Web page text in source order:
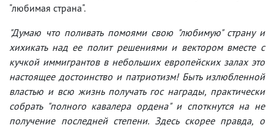
"любимая страна".
"Думаю что поливать помоями свою "любимую" страну и
хихикать над ее полит решениями и вектором вместе с
кучкой иммигрантов в небольших европейских залах это
настоящее достоинство и патриотизм! Быть излюбленной
властью и всю жизнь получать гос награды, практически
собрать "полного кавалера ордена" и споткнутся на не
получение последней степени. Здесь скорее правда, о